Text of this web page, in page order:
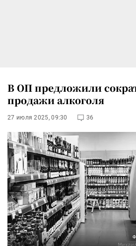
В ОП предложили
продажи алкоголя
27 июля 2025, 09:30 36